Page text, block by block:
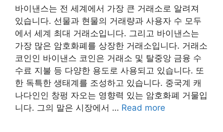
바이낸스는 전 세계에서 가장 큰 거래소로 알려져
있습니다. 선물과 현물의 거래량과 사용자 수 모두
에서 세계 최대 거래소입니다. 그리고 바이낸스는
가장 많은 암호화폐를 상장한 거래소입니다. 거래소
코인인 바이낸스 코인은 거래소 및 탈중앙 금융 수
수료 지불 등 다양한 용도로 사용되고 있습니다. 또
한 독특한 생태계를 조성하고 있습니다. 중국계 캐
나다인인 창펑 자오는 영향력 있는 암호화폐 거물입
니다. 그의 말은 시장에서 … Read more